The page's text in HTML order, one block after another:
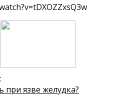
при язве желудка?